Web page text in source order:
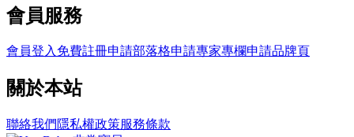
會員服務
會員登入免費註冊申請部落格申請專家專欄申請品牌頁
關於本站
聯絡我們 隱私權政策服務條款